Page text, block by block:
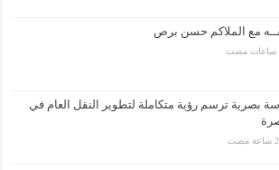
مع الملاكم حسن برص
بصرية ترسم رؤية متكاملة لتطوير النقل العام في